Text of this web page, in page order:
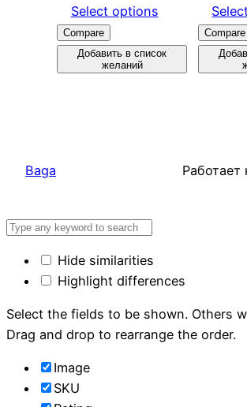
Select options
Compare
Добавить в список
желаний
Compare
Baga Работает
Hide similarities
Highlight differences
Select the fields to be shown. Others
Drag and drop to rearrange the order.
Image
SKU